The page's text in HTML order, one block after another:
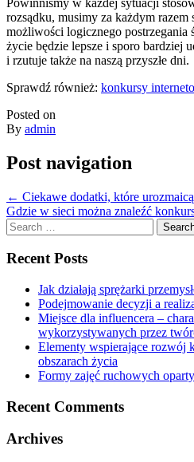
rozsądku, musimy za każdym razem
możliwości logicznego postrzegania
życie będzie lepsze i sporo bardziej
i rzutuje także na naszą przyszłe dni.
Sprawdź również: konkursy
Posted on
By admin
Post navigation
← Ciekawe dodatki, które
Gdzie w sieci można znaleźć
Search
for:
Recent Posts
Jak działają sprężarki
Podejmowanie decyzji a
Miejsce dla influencera –
wykorzystywanych przez
Elementy wspierające rozwój
obszarach życia
Formy zajęć ruchowych
Recent Comments
Archives